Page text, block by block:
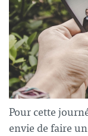
Pour cette
envie de faire